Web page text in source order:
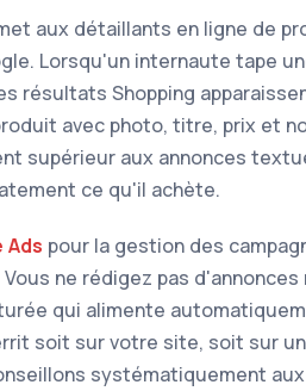
aux détaillants en ligne de
Lorsqu'un internaute tape
résultats Shopping
avec photo, titre, prix et
supérieur aux annonces
ce qu'il achète.
Ads pour la gestion des
ne rédigez pas d'annonces
qui alimente
soit sur votre site, soit sur
systématiquement